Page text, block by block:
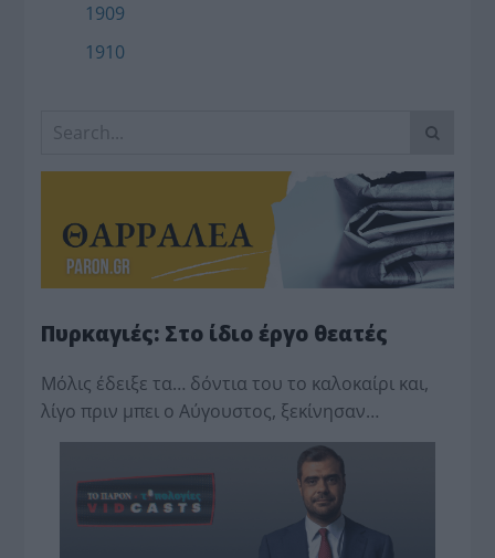
1909
1910
Πυρκαγιές: Στο ίδιο έργο θεατές
Μόλις έδειξε τα… δόντια του το καλοκαίρι και,
λίγο πριν μπει ο Αύγουστος, ξεκίνησαν…